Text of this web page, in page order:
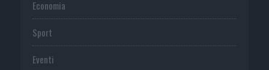
Economia
Sport
Eventi